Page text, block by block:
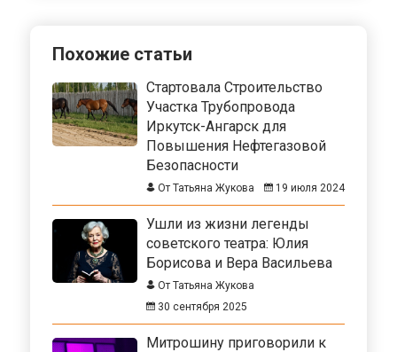
Похожие статьи
Стартовала Строительство
Участка Трубопровода
Иркутск-Ангарск для
Повышения Нефтегазовой
Безопасности
От Татьяна Жукова 19 июля 2024
Ушли из жизни легенды
советского театра: Юлия
Борисова и Вера Васильева
От Татьяна Жукова
30 сентября 2025
Митрошину приговорили к